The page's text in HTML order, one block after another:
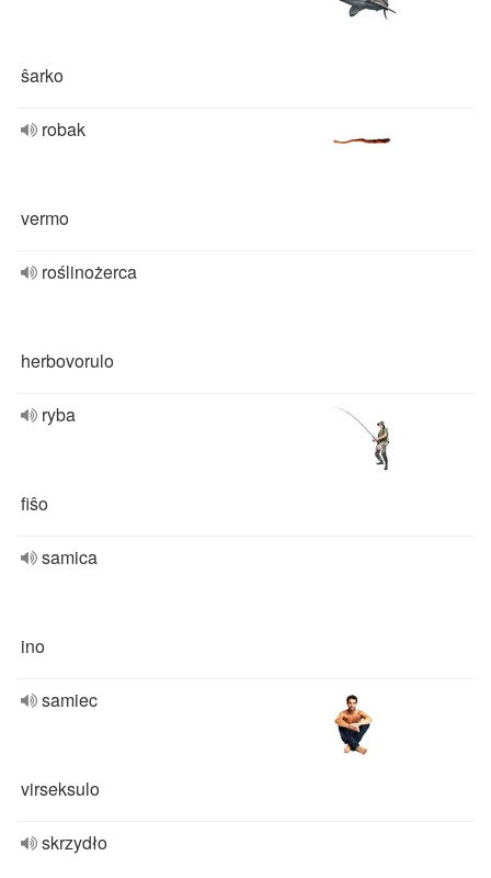
ŝarko
robak
vermo
roślinożerca
herbovorulo
ryba
fiŝo
samica
ino
samiec
virseksulo
skrzydło